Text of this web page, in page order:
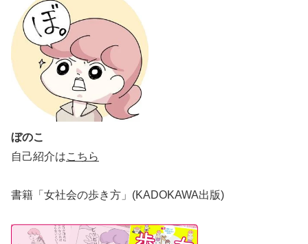
ぼのこ
自己紹介はこちら
書籍「女社会の歩き方」(KADOKAWA出版)